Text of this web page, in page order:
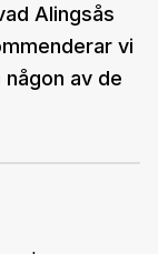
Alingsås
vi
av de